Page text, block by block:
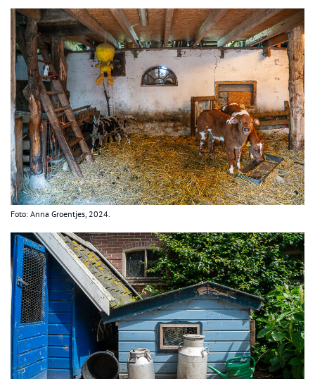
Foto: Anna Groentjes, 2024.